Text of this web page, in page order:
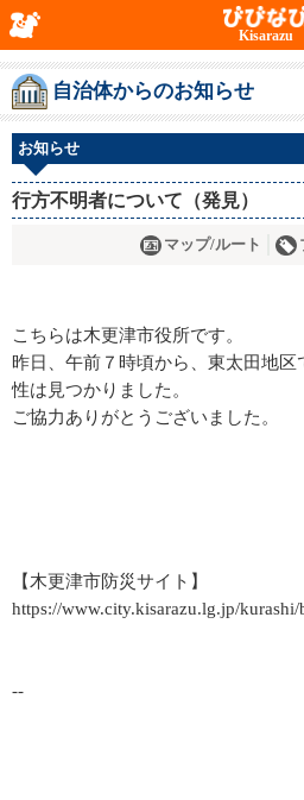
Kisarazu
自治体からのお知らせ
お知らせ
行方不明者について（発見）
マップ/ルート
こちらは木更津市役所です。
昨日、午前７時頃から、東太田地
性は見つかりました。
ご協力ありがとうございました。
【木更津市防災サイト】
https://www.city.kisarazu.lg.jp/
--